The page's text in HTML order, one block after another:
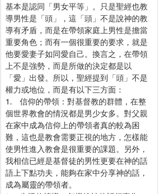
基本是認同「男女平等」。只是聖經也教
導男性是「頭」，這「頭」不是說神的教
導有矛盾，而是在帶領家庭上男性是擔當
重要角色；而有一個很重要的要求，就是
他要愛妻子如同愛自己。換言之，在帶領
上不是強勢，而是所做的決定都是以
「愛」出發。所以，聖經提到「頭」不是
權力或地位，而是有以下三方面：
1.    信仰的帶領：對基督教的群體，在整
個世界教會的情況都是男少女多。對父親
在家中成為信仰上的帶領者真的較為困
難，這也是教會需要正視的地方，怎樣能
使男性進入教會是很重要的課題。另外，
我相信已經是基督徒的男性更要在神的話
語上下點功夫，能夠在家中分享神的話，
成為屬靈的帶領者。